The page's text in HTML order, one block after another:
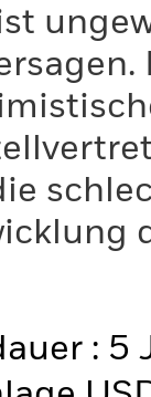
: 5